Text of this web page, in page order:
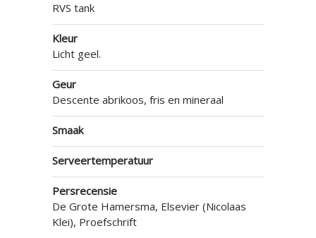
RVS tank
Kleur
Licht geel.
Geur
Descente abrikoos, fris en mineraal
Smaak
Serveertemperatuur
Persrecensie
De Grote Hamersma, Elsevier (Nicolaas
Klei), Proefschrift